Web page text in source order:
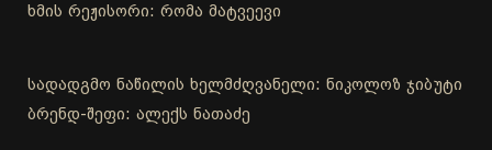
ხმის რეჟისორი: რომა მატვეევი
სადადგმო ნაწილის ხელმძღვანელი: ნიკოლოზ ჯიბუტი
ბრენდ-შეფი: ალექს ნათაძე